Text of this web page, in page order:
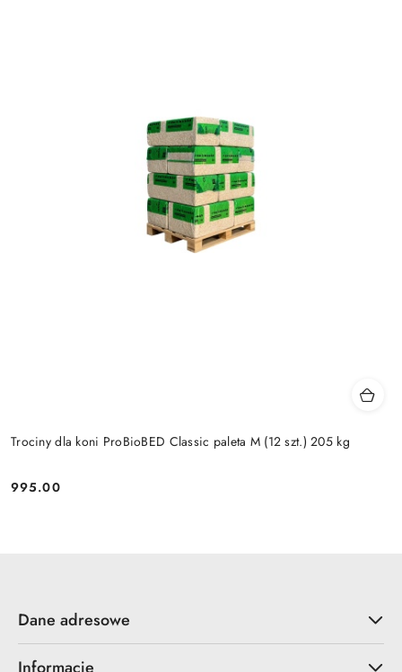
Trociny dla koni ProBioBED Classic paleta M (12 szt.) 205 kg
Cena:
995.00
Dane adresowe